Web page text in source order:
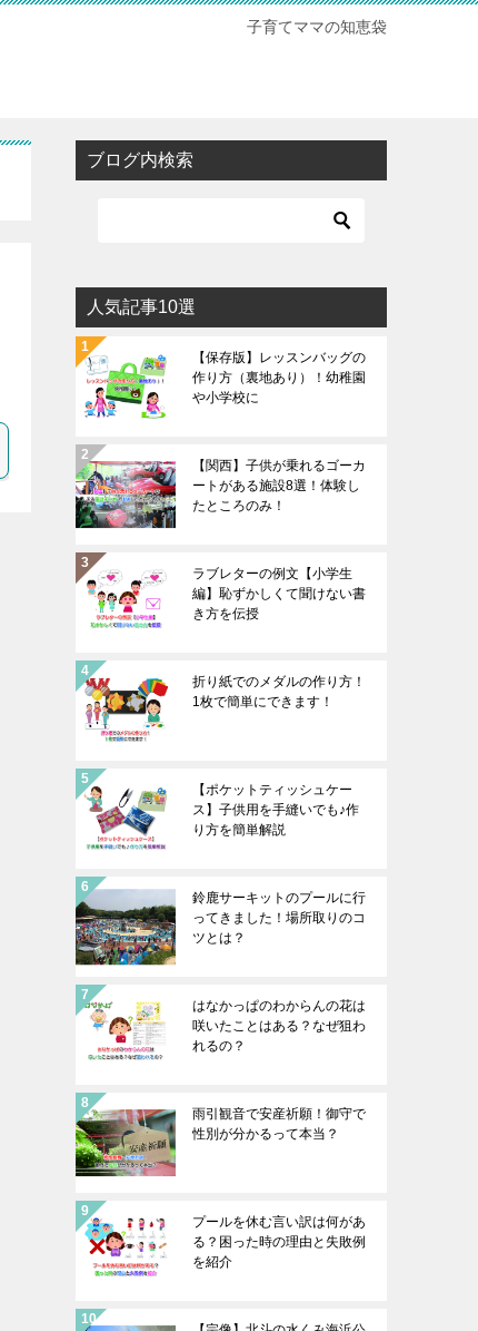
子育てママの知恵袋
ブログ内検索
人気記事10選
【保存版】レッスンバッグの
作り方（裏地あり）！幼稚園
や小学校に
【関西】子供が乗れるゴーカ
ートがある施設8選！体験し
たところのみ！
ラブレターの例文【小学生
編】恥ずかしくて聞けない書
き方を伝授
折り紙でのメダルの作り方！
1枚で簡単にできます！
【ポケットティッシュケー
ス】子供用を手縫いでも♪作
り方を簡単解説
鈴鹿サーキットのプールに行
ってきました！場所取りのコ
ツとは？
はなかっぱのわからんの花は
咲いたことはある？なぜ狙わ
れるの？
雨引観音で安産祈願！御守で
性別が分かるって本当？
プールを休む言い訳は何があ
る？困った時の理由と失敗例
を紹介